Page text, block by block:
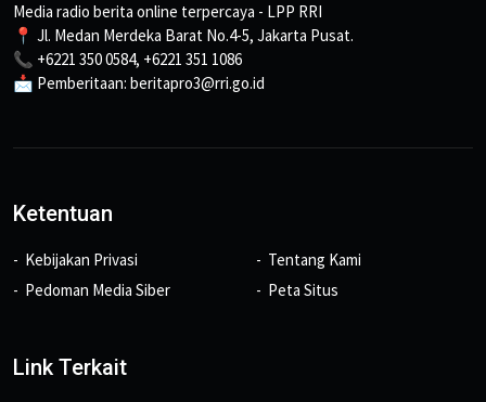
Media radio berita online terpercaya - LPP RRI
📍 Jl. Medan Merdeka Barat No.4-5, Jakarta Pusat.
📞 +6221 350 0584, +6221 351 1086
📩 Pemberitaan: beritapro3@rri.go.id
Ketentuan
Kebijakan Privasi
Pedoman Media Siber
Tentang Kami
Peta Situs
Link Terkait